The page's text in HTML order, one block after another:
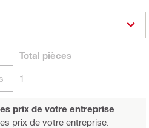
Total pièces
1
prix de votre entreprise
prix de votre entreprise.